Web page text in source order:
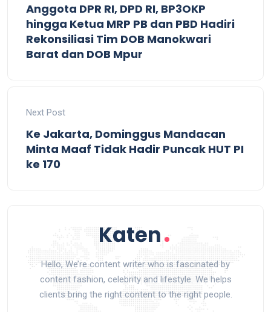
Anggota DPR RI, DPD RI, BP3OKP
hingga Ketua MRP PB dan PBD Hadiri
Rekonsiliasi Tim DOB Manokwari
Barat dan DOB Mpur
Next Post
Ke Jakarta, Dominggus Mandacan
Minta Maaf Tidak Hadir Puncak HUT PI
ke 170
Hello, We’re content writer who is fascinated by
content fashion, celebrity and lifestyle. We helps
clients bring the right content to the right people.